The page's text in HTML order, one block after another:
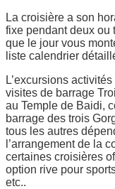
La croisière a son
fixe pendant deux ou
que le jour vous
liste calendrier
L’excursions
visites de barrage
au Temple de Baidi,
barrage des trois
tous les autres
l’arrangement de la
certaines croisières
option rive pour
etc..